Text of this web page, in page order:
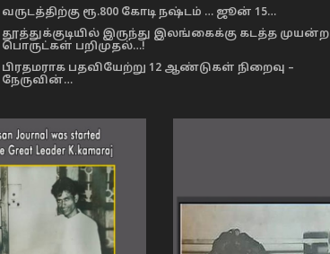
வருடத்திற்கு ரூ.800 கோடி நஷ்டம் … ஜூன் 15…
தூத்துக்குடியில் இருந்து இலங்கைக்கு கடத்த முயன்ற
பொருட்கள் பறிமுதல்…!
பிரதமராக பதவியேற்று 12 ஆண்டுகள் நிறைவு –
நேருவின்…